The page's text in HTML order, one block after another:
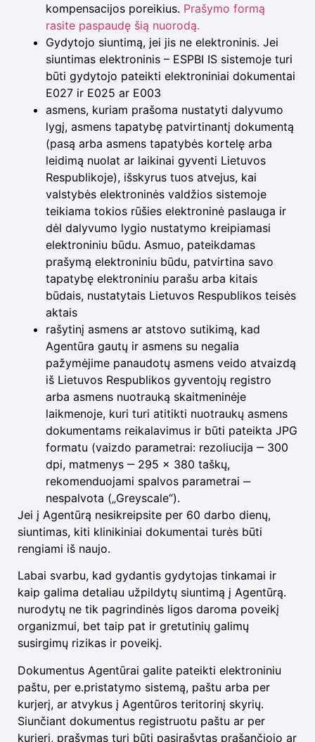
kompensacijos poreikius. Prašymo formą
rasite paspaudę šią nuorodą.
Gydytojo siuntimą, jei jis ne elektroninis. Jei
siuntimas elektroninis – ESPBI IS sistemoje turi
būti gydytojo pateikti elektroniniai dokumentai
E027 ir E025 ar E003
asmens, kuriam prašoma nustatyti dalyvumo
lygį, asmens tapatybę patvirtinantį dokumentą
(pasą arba asmens tapatybės kortelę arba
leidimą nuolat ar laikinai gyventi Lietuvos
Respublikoje), išskyrus tuos atvejus, kai
valstybės elektroninės valdžios sistemoje
teikiama tokios rūšies elektroninė paslauga ir
dėl dalyvumo lygio nustatymo kreipiamasi
elektroniniu būdu. Asmuo, pateikdamas
prašymą elektroniniu būdu, patvirtina savo
tapatybę elektroniniu parašu arba kitais
būdais, nustatytais Lietuvos Respublikos teisės
aktais
rašytinį asmens ar atstovo sutikimą, kad
Agentūra gautų ir asmens su negalia
pažymėjime panaudotų asmens veido atvaizdą
iš Lietuvos Respublikos gyventojų registro
arba asmens nuotrauką skaitmeninėje
laikmenoje, kuri turi atitikti nuotraukų asmens
dokumentams reikalavimus ir būti pateikta JPG
formatu (vaizdo parametrai: rezoliucija ‒ 300
dpi, matmenys ‒ 295 × 380 taškų,
rekomenduojami spalvos parametrai ‒
nespalvota („Greyscale“).
Jei į Agentūrą nesikreipsite per 60 darbo dienų,
siuntimas, kiti klinikiniai dokumentai turės būti
rengiami iš naujo.
Labai svarbu, kad gydantis gydytojas tinkamai ir
kaip galima detaliau užpildytų siuntimą į Agentūrą.
nurodytų ne tik pagrindinės ligos daroma poveikį
organizmui, bet taip pat ir gretutinių galimų
susirgimų rizikas ir poveikį.
Dokumentus Agentūrai galite pateikti elektroniniu
paštu, per e.pristatymo sistemą, paštu arba per
kurjerį, ar atvykus į Agentūros teritorinį skyrių.
Siunčiant dokumentus registruotu paštu ar per
kurjerį, prašymas turi būti pasirašytas prašančiojo ar